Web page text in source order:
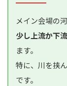
メイン会場の
少し上流か下
ます。
特に、川を挟
です。